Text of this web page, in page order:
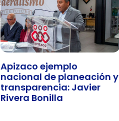
Apizaco ejemplo
nacional de planeación y
transparencia: Javier
Rivera Bonilla